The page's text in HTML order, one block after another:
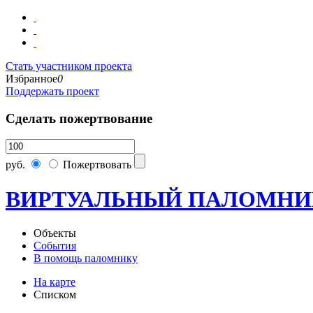
Стать участником проекта
Избранное0
Поддержать проект
Сделать пожертвование
руб. Пожертвовать
ВИРТУАЛЬНЫЙ
Объекты
События
В помощь паломнику
На карте
Списком